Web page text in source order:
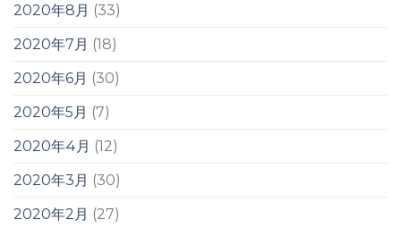
2020年8月 (33)
2020年7月 (18)
2020年6月 (30)
2020年5月 (7)
2020年4月 (12)
2020年3月 (30)
2020年2月 (27)